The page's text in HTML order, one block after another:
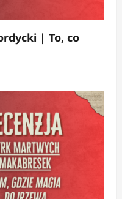
| To, co